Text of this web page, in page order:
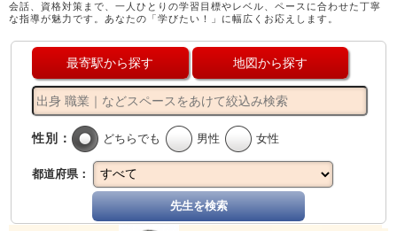
会話、資格対策まで、一人ひとりの学習目標やレベル、ペースに合わせた丁寧
な指導が魅力です。あなたの「学びたい！」に幅広くお応えします。
最寄駅から探す 地図から探す
性別： どちらでも 男性 女性
都道府県：
先生を検索